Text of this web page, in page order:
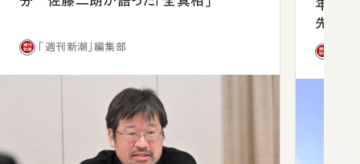
「週刊新潮」編集部
年会は
先1位